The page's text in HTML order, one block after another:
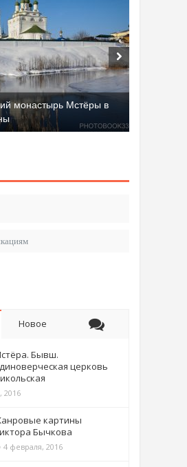
карьер (д. Алферово)
Новое
Бывш.
церковь
2016
картины
Бычкова
4 февраля, 2016